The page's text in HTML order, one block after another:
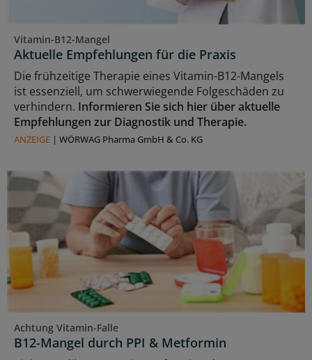
Vitamin-B12-Mangel
Aktuelle Empfehlungen für die Praxis
Die frühzeitige Therapie eines Vitamin-B12-Mangels
ist essenziell, um schwerwiegende Folgeschäden zu
verhindern. Informieren Sie sich hier über aktuelle
Empfehlungen zur Diagnostik und Therapie.
ANZEIGE | WÖRWAG Pharma GmbH & Co. KG
Achtung Vitamin-Falle
B12-Mangel durch PPI & Metformin